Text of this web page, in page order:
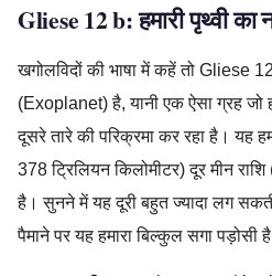
Gliese 12 b: हमारी पृथ्वी का
खगोलविदों की भाषा में कहें तो Gliese
(Exoplanet) है, यानी एक ऐसा ग्रह जो
दूसरे तारे की परिक्रमा कर रहा है। यह
378 ट्रिलियन किलोमीटर) दूर मीन
है। सुनने में यह दूरी बहुत ज्यादा लग
पैमाने पर यह हमारा बिल्कुल सगा पड़ोसी